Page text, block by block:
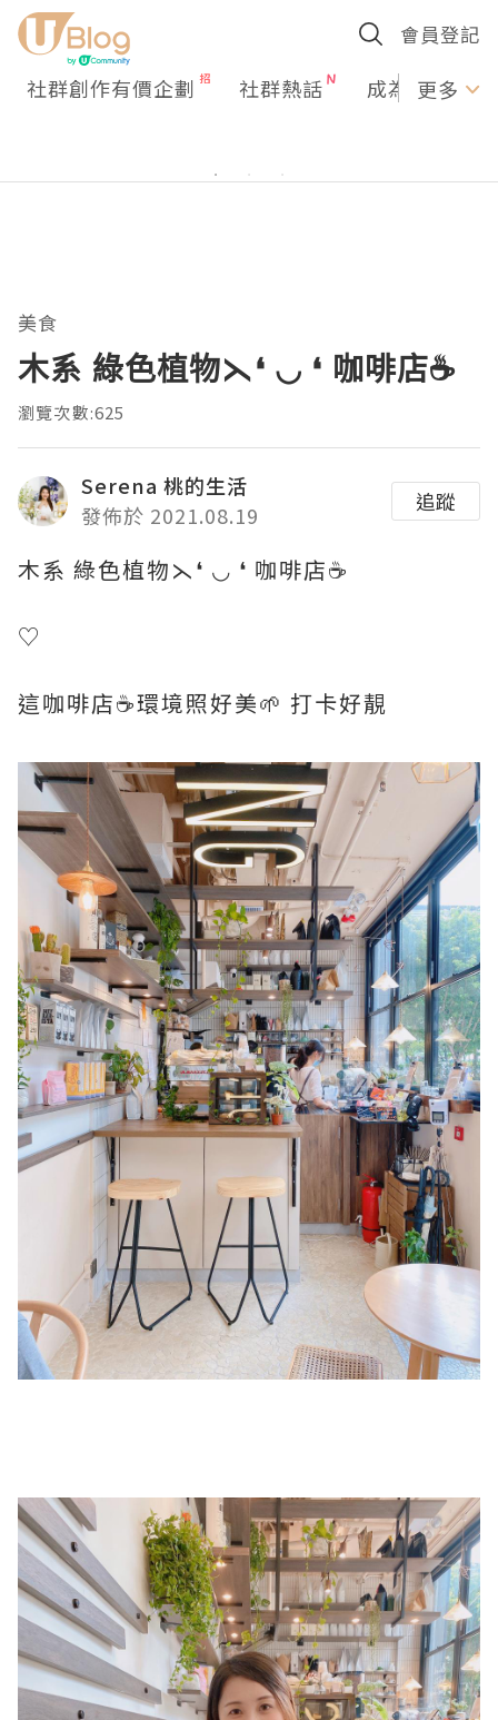
會員登記
社群創作有價企劃 社群熱話 成為U更多
美食
木系 綠色植物⋋❛ ◡ ❛ 咖啡店☕️
瀏覽次數:625
Serena 桃的生活
發佈於 2021.08.19
追蹤
木系 綠色植物⋋❛ ◡ ❛ 咖啡店☕️
♡
這咖啡店☕️環境照好美🌱 打卡好靚